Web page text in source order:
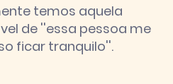
temos aquela
de ''essa pessoa me
ficar tranquilo''.